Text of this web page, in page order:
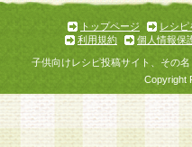
トップページ
レシピ
利用規約
個人情報保
子供向けレシピ投稿サイト、その
Copyright